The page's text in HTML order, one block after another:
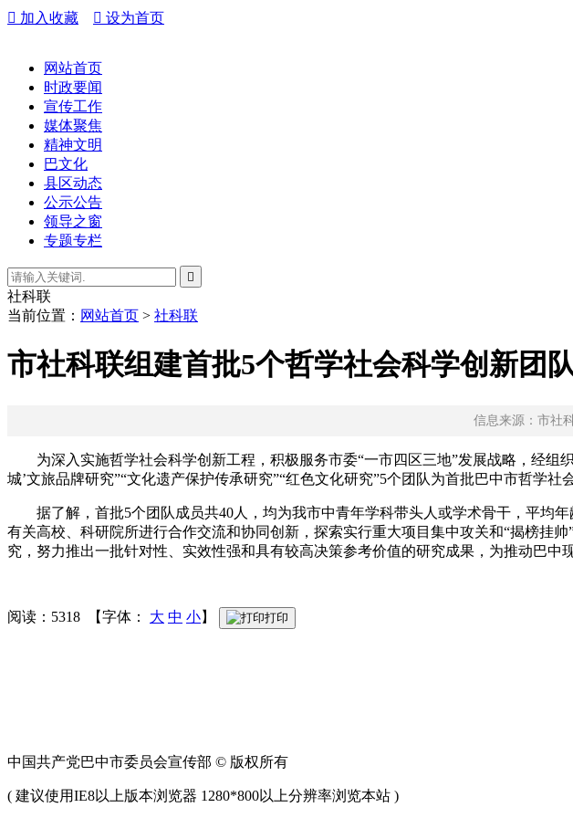
 加入收藏  设为首页
网站首页
时政要闻
宣传工作
媒体聚焦
精神文明
巴文化
县区动态
公示公告
领导之窗
专题专栏

社科联
当前位置： 网站首页 > 社科联
市社科联组建首批5个哲学社会科学创新团
信息来源：市社
为深入实施哲学社会科学创新工程，积极服务市委“一市四区三地”发展战略，经组
城’文旅品牌研究”“文化遗产保护传承研究”“红色文化研究”5个团队为首批巴中市哲学社
据了解，首批5个团队成员共40人，均为我市中青年学科带头人或学术骨干，平均
有关高校、科研院所进行合作交流和协同创新，探索实行重大项目集中攻关和“揭榜挂
究，努力推出一批针对性、实效性强和具有较高决策参考价值的研究成果，为推动巴中
阅读：5318 【字体： 大 中 小】 打印
中国共产党巴中市委员会宣传部 © 版权所有
( 建议使用IE8以上版本浏览器 1280*800以上分辨率浏览本站 )